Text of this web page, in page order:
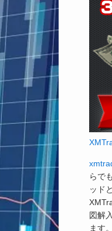
らで
ッド
図解
ます。